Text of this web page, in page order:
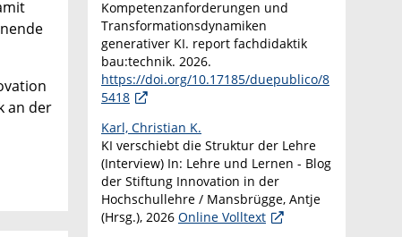
an der
Kompetenzanforderungen und
Transformationsdynamiken
generativer KI. report fachdidaktik
bau:technik. 2026.
https://doi.org/10.17185/duepublico/8
5418
Karl, Christian K.
KI verschiebt die Struktur der Lehre
(Interview) In: Lehre und Lernen - Blog
der Stiftung Innovation in der
Hochschullehre / Mansbrügge, Antje
(Hrsg.), 2026 Online Volltext